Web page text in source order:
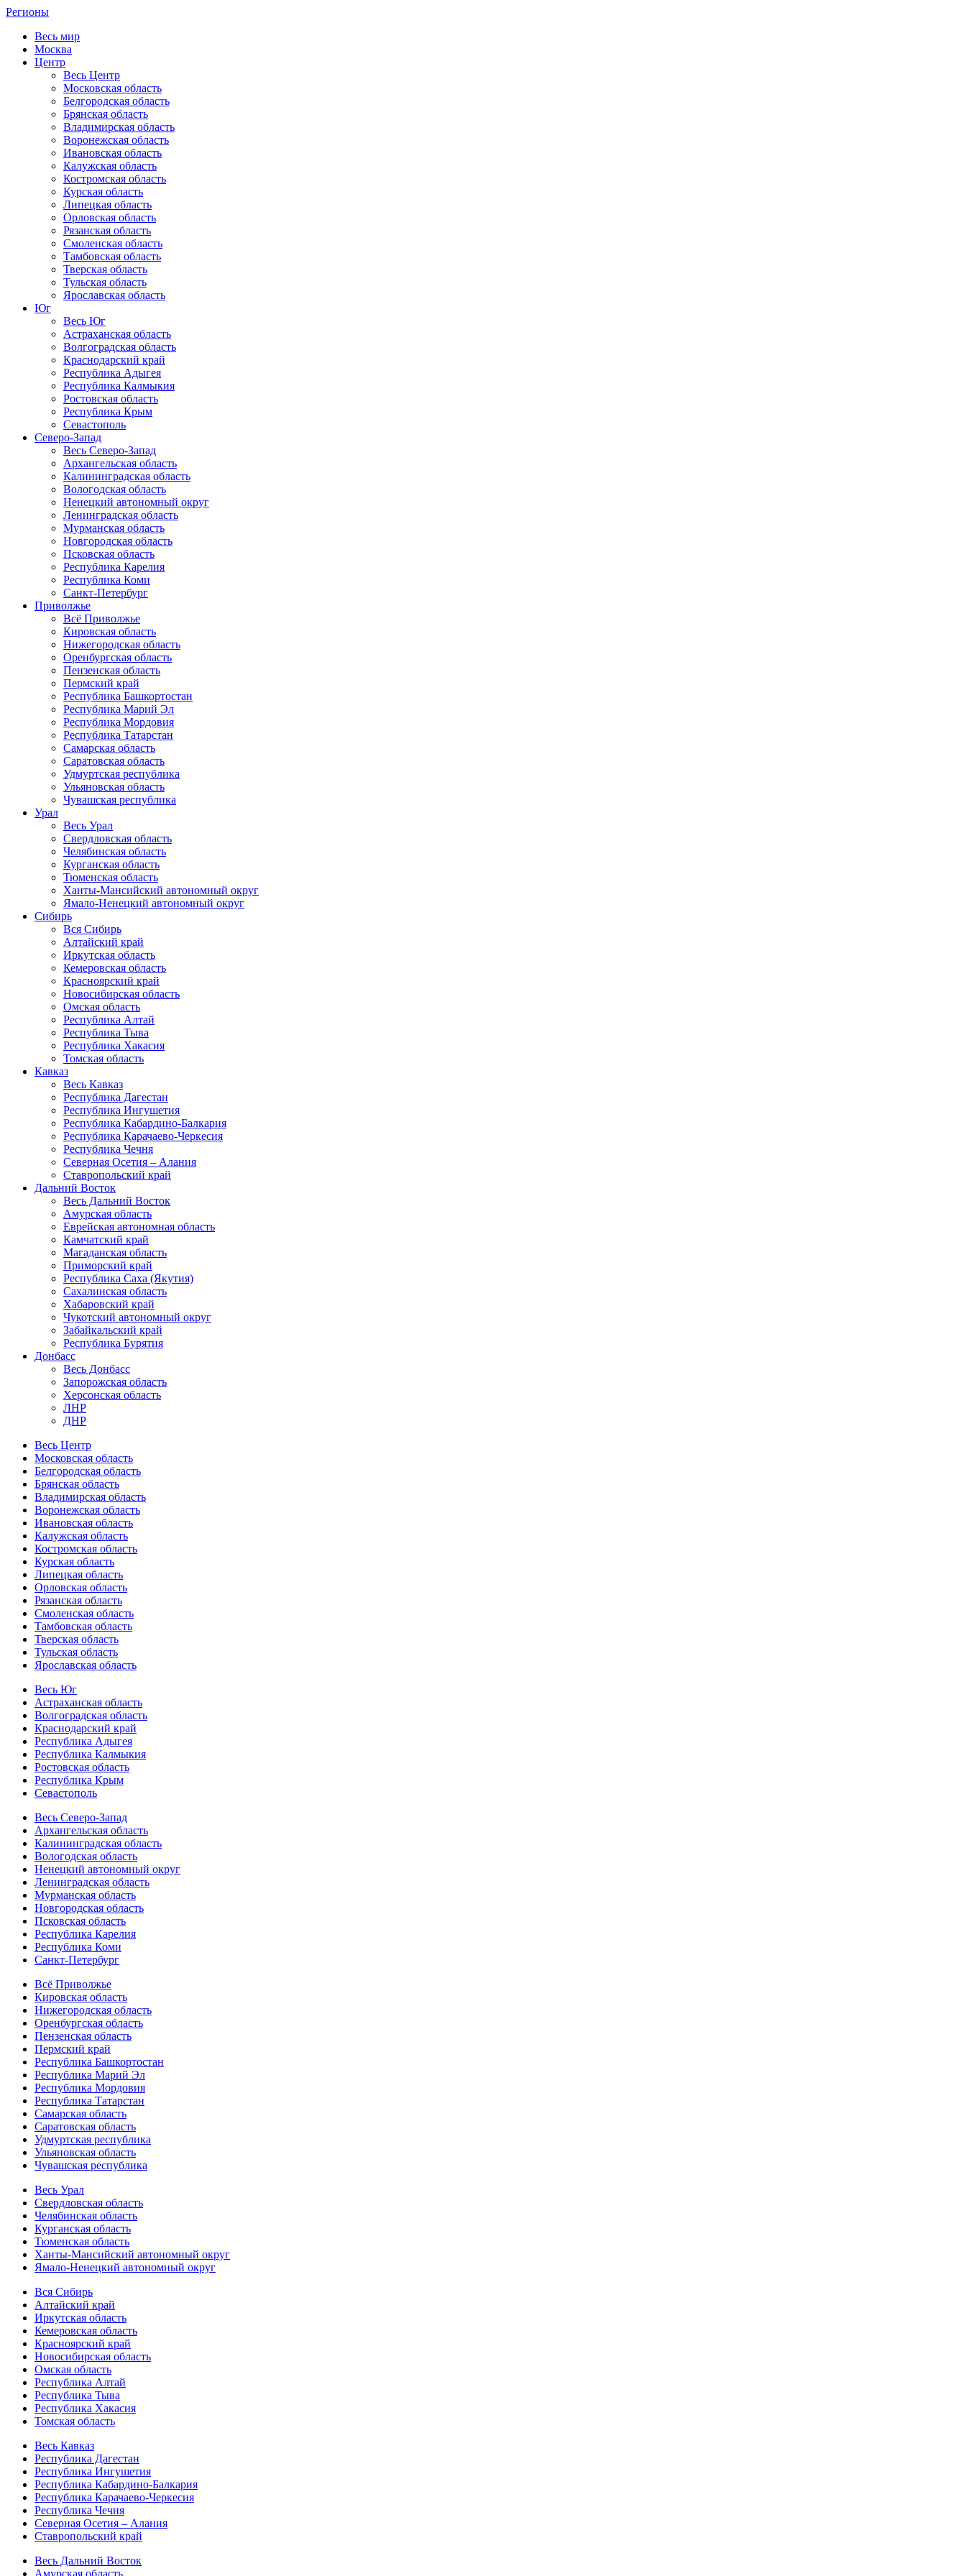
Регионы
Весь мир
Москва
Центр
Весь Центр
Московская область
Белгородская область
Брянская область
Владимирская область
Воронежская область
Ивановская область
Калужская область
Костромская область
Курская область
Липецкая область
Орловская область
Рязанская область
Смоленская область
Тамбовская область
Тверская область
Тульская область
Ярославская область
Юг
Весь Юг
Астраханская область
Волгоградская область
Краснодарский край
Республика Адыгея
Республика Калмыкия
Ростовская область
Республика Крым
Севастополь
Северо-Запад
Весь Северо-Запад
Архангельская область
Калининградская область
Вологодская область
Ненецкий автономный округ
Ленинградская область
Мурманская область
Новгородская область
Псковская область
Республика Карелия
Республика Коми
Санкт-Петербург
Приволжье
Всё Приволжье
Кировская область
Нижегородская область
Оренбургская область
Пензенская область
Пермский край
Республика Башкортостан
Республика Марий Эл
Республика Мордовия
Республика Татарстан
Самарская область
Саратовская область
Удмуртская республика
Ульяновская область
Чувашская республика
Урал
Весь Урал
Свердловская область
Челябинская область
Курганская область
Тюменская область
Ханты-Мансийский автономный округ
Ямало-Ненецкий автономный округ
Сибирь
Вся Сибирь
Алтайский край
Иркутская область
Кемеровская область
Красноярский край
Новосибирская область
Омская область
Республика Алтай
Республика Тыва
Республика Хакасия
Томская область
Кавказ
Весь Кавказ
Республика Дагестан
Республика Ингушетия
Республика Кабардино-Балкария
Республика Карачаево-Черкесия
Республика Чечня
Северная Осетия – Алания
Ставропольский край
Дальний Восток
Весь Дальний Восток
Амурская область
Еврейская автономная область
Камчатский край
Магаданская область
Приморский край
Республика Саха (Якутия)
Сахалинская область
Хабаровский край
Чукотский автономный округ
Забайкальский край
Республика Бурятия
Донбасс
Весь Донбасс
Запорожская область
Херсонская область
ЛНР
ДНР
Весь Центр
Московская область
Белгородская область
Брянская область
Владимирская область
Воронежская область
Ивановская область
Калужская область
Костромская область
Курская область
Липецкая область
Орловская область
Рязанская область
Смоленская область
Тамбовская область
Тверская область
Тульская область
Ярославская область
Весь Юг
Астраханская область
Волгоградская область
Краснодарский край
Республика Адыгея
Республика Калмыкия
Ростовская область
Республика Крым
Севастополь
Весь Северо-Запад
Архангельская область
Калининградская область
Вологодская область
Ненецкий автономный округ
Ленинградская область
Мурманская область
Новгородская область
Псковская область
Республика Карелия
Республика Коми
Санкт-Петербург
Всё Приволжье
Кировская область
Нижегородская область
Оренбургская область
Пензенская область
Пермский край
Республика Башкортостан
Республика Марий Эл
Республика Мордовия
Республика Татарстан
Самарская область
Саратовская область
Удмуртская республика
Ульяновская область
Чувашская республика
Весь Урал
Свердловская область
Челябинская область
Курганская область
Тюменская область
Ханты-Мансийский автономный округ
Ямало-Ненецкий автономный округ
Вся Сибирь
Алтайский край
Иркутская область
Кемеровская область
Красноярский край
Новосибирская область
Омская область
Республика Алтай
Республика Тыва
Республика Хакасия
Томская область
Весь Кавказ
Республика Дагестан
Республика Ингушетия
Республика Кабардино-Балкария
Республика Карачаево-Черкесия
Республика Чечня
Северная Осетия – Алания
Ставропольский край
Весь Дальний Восток
Амурская область